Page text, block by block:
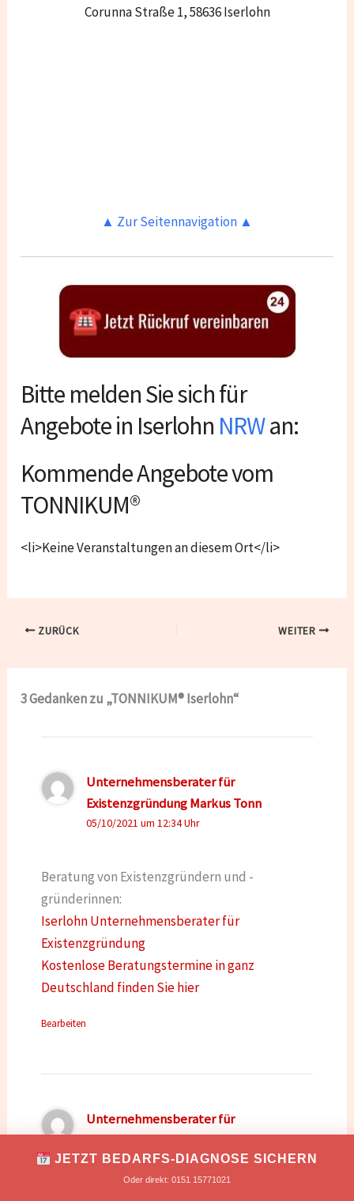
JETZT BEDARFS-DIAGNOSE SICHERN
Oder direkt: 0151 15771021
Corunna Straße 1, 58636 Iserlohn
▲ Zur Seitennavigation ▲
Bitte melden Sie sich für
Angebote in Iserlohn NRWan:
Kommende Angebote vom
TONNIKUM®
<li>Keine Veranstaltungen an diesem Ort</li>
ZURÜCK WEITER
3 Gedanken zu „TONNIKUM® Iserlohn“
Unternehmensberater für
Existenzgründung Markus Tonn
05/10/2021 um 12:34 Uhr
Beratung von Existenzgründern und -
gründerinnen:
Iserlohn Unternehmensberater für
Existenzgründung
Kostenlose Beratungstermine in ganz
Deutschland finden Sie hier
Bearbeiten
Unternehmensberater für
Existenzgründung Markus Tonn
05/10/2021 um 12:35 Uhr